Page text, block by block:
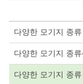
다양한 모기지 종
다양한 모기지 종
다양한 모기지 종